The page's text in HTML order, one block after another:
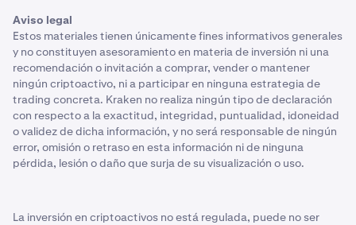
Aviso legal
Estos materiales tienen únicamente fines informativos generales
y no constituyen asesoramiento en materia de inversión ni una
recomendación o invitación a comprar, vender o mantener
ningún criptoactivo, ni a participar en ninguna estrategia de
trading concreta. Kraken no realiza ningún tipo de declaración
con respecto a la exactitud, integridad, puntualidad, idoneidad
o validez de dicha información, y no será responsable de ningún
error, omisión o retraso en esta información ni de ninguna
pérdida, lesión o daño que surja de su visualización o uso.
La inversión en criptoactivos no está regulada, puede no ser